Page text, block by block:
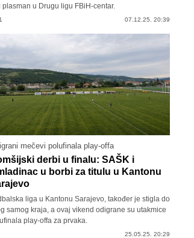
plasman u Drugu ligu FBiH-centar.
1 07.12.25. 20:39
mečevi polufinala play-offa
derbi u finalu: SAŠK i
u borbi za titulu u Kantonu
liga u Kantonu Sarajevo, također je stigla do
samog kraja, a ovaj vikend odigrane su utakmice
play-offa za prvaka.
25.05.25. 20:29